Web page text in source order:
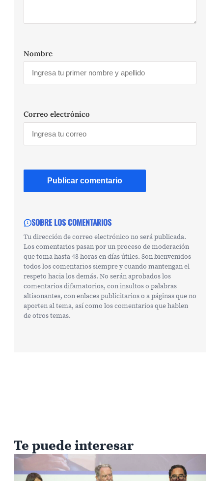
Nombre
Correo electrónico
SOBRE LOS COMENTARIOS
Tu dirección de correo electrónico no será publicada.
Los comentarios pasan por un proceso de moderación
que toma hasta 48 horas en días útiles. Son bienvenidos
todos los comentarios siempre y cuando mantengan el
respeto hacia los demás. No serán aprobados los
comentarios difamatorios, con insultos o palabras
altisonantes, con enlaces publicitarios o a páginas que no
aporten al tema, así como los comentarios que hablen
de otros temas.
Te puede interesar